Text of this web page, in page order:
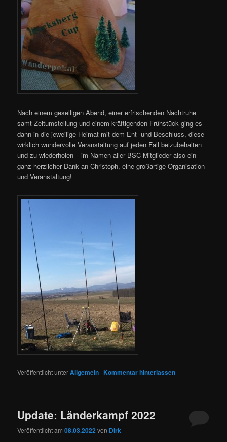
Nach einem geselligen Abend, einer erfrischenden Nachtruhe
samt Zeitumstellung und einem kräftigenden Frühstück ging es
dann in die jeweilige Heimat mit dem Ent- und Beschluss, diese
wirklich wundervolle Veranstaltung auf jeden Fall beizubehalten
und zu wiederholen – im Namen aller BSC-Mitglieder also ein
ganz herzlicher Dank an Christoph, eine großartige Organisation
und Veranstaltung!
Veröffentlicht unterAllgemein |Kommentar hinterlassen
Update: Länderkampf 2022
Veröffentlicht am08.03.2022von Dirk